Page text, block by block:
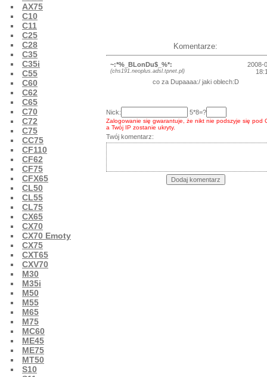
AX75
C10
C11
C25
C28
C35
C35i
C55
C60
C62
C65
C70
C72
C75
CC75
CF110
CF62
CF75
CFX65
CL50
CL55
CL75
CX65
CX70
CX70 Emoty
CX75
CXT65
CXV70
M30
M35i
M50
M55
M65
M75
MC60
ME45
ME75
MT50
S10
Komentarze:
~:*%_BLonDu$_%*:
2008-
(chs191.neoplus.adsl.tpnet.pl)
co za Dupaaaa:/ jaki oblech:D
Nick: 5*8=?
Zalogowanie się gwarantuje, że nikt nie podszyje się pod
a Twój IP zostanie ukryty.
Twój komentarz: